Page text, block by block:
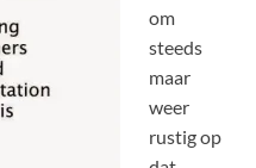
om
steeds
maar
weer
rustig op